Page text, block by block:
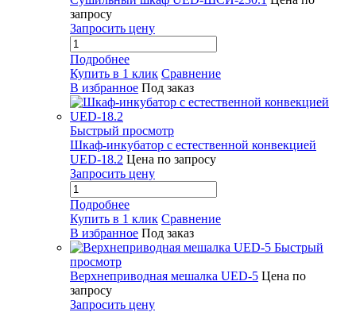
запросу
Запросить цену
Подробнее
Купить в 1 клик Сравнение
В избранное Под заказ
Быстрый просмотр
Шкаф-инкубатор с естественной конвекцией
UED-18.2 Цена по запросу
Запросить цену
Подробнее
Купить в 1 клик Сравнение
В избранное Под заказ
Быстрый
просмотр
Верхнеприводная мешалка UED-5 Цена по
запросу
Запросить цену